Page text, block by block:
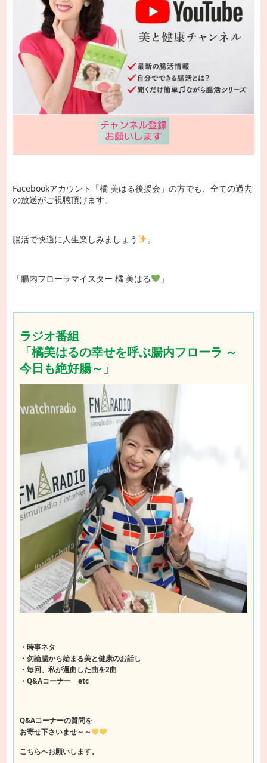
Facebookアカウント「橘 美はる後援会」の方でも、全ての過去
の放送がご視聴頂けます。
腸活で快適に人生楽しみましょう 。
「腸内フローラマイスター 橘 美はる 」
ラジオ番組
「橘美はるの幸せを呼ぶ腸内フローラ ～
今日も絶好腸～」
・時事ネタ
・勿論腸から始まる美と健康のお話し
・毎回、私が選曲した曲を2曲
・Q&Aコーナー etc
Q&Aコーナーの質問を
お寄せ下さいませ～～
こちらへお願いします。